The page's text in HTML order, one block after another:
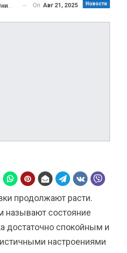
Новости
On Авг 21, 2025
продолжают расти.
называют состояние
достаточно спокойным и
настроениями